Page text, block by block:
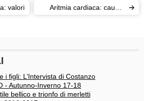
valori
Aritmia cardiaca: cause,
i figli: L’Intervista di Costanzo
- Autunno-Inverno 17-18
bellico e trionfo di merletti